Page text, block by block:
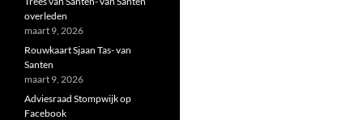
overleden
maart 9, 2026
Rouwkaart Sjaan Tas- van
Santen
maart 9, 2026
Adviesraad Stompwijk op
Facebook